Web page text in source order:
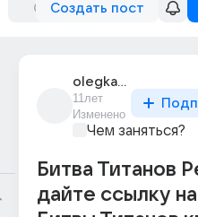
Создать пост
olegka_dubovik
11лет
Изменено
Чем заняться?
Битва Титанов
дайте ссылку